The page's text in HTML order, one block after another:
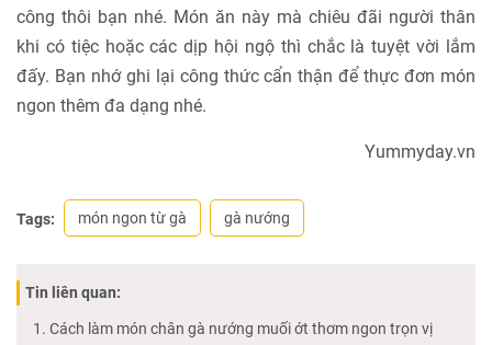
công thôi bạn nhé. Món ăn này mà chiêu đãi người thân
khi có tiệc hoặc các dịp hội ngộ thì chắc là tuyệt vời lắm
đấy. Bạn nhớ ghi lại công thức cẩn thận để thực đơn món
ngon thêm đa dạng nhé.
Yummyday.vn
Tags: món ngon từ gà gà nướng
Tin liên quan:
Cách làm món chân gà nướng muối ớt thơm ngon trọn vị